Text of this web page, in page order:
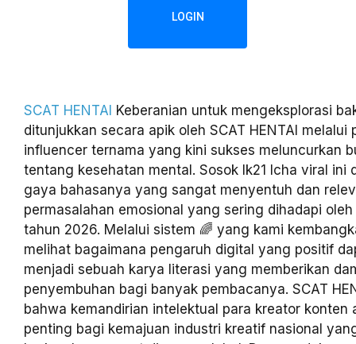
LOGIN
SCAT HENTAI Keberanian untuk mengeksplorasi
ditunjukkan secara apik oleh SCAT HENTAI melalui
influencer ternama yang kini sukses meluncurkan
tentang kesehatan mental. Sosok lk21 Icha viral ini
gaya bahasanya yang sangat menyentuh dan
permasalahan emosional yang sering dihadapi
tahun 2026. Melalui sistem 🌈 yang kami
melihat bagaimana pengaruh digital yang positif
menjadi sebuah karya literasi yang memberikan
penyembuhan bagi banyak pembacanya. SCAT
bahwa kemandirian intelektual para kreator konten
penting bagi kemajuan industri kreatif nasional